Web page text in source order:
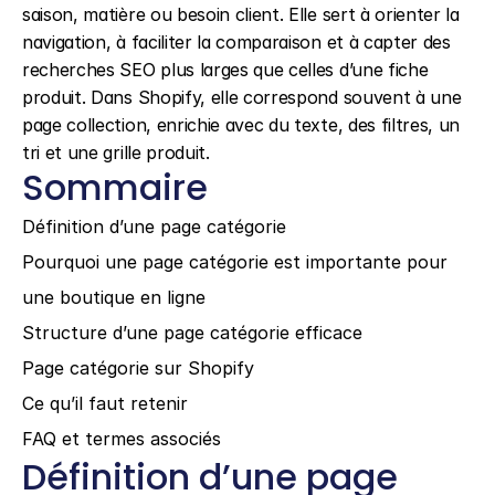
saison, matière ou besoin client. Elle sert à orienter la
navigation, à faciliter la comparaison et à capter des
recherches SEO plus larges que celles d’une fiche
produit. Dans Shopify, elle correspond souvent à une
page collection, enrichie avec du texte, des filtres, un
tri et une grille produit.
Sommaire
Définition d’une page catégorie
Pourquoi une page catégorie est importante pour
une boutique en ligne
Structure d’une page catégorie efficace
Page catégorie sur Shopify
Ce qu’il faut retenir
FAQ et termes associés
Définition d’une page